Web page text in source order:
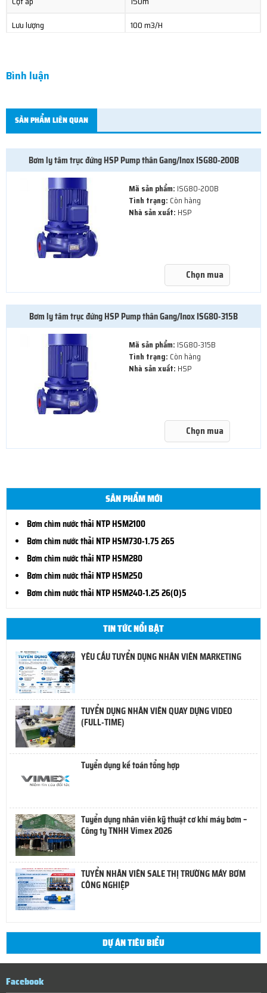
Lưu lượng
100 m3/H
Xuất xứ
Bình luận
SẢN PHẨM LIÊN QUAN
Bơm ly tâm trục đứng HSP Pump thân Gang/Inox ISG80-200B
Mã sản phẩm: ISG80-200B
Tình trạng: Còn hàng
Nhà sản xuất: HSP
Chọn mua
Bơm ly tâm trục đứng HSP Pump thân Gang/Inox ISG80-315B
Mã sản phẩm: ISG80-315B
Tình trạng: Còn hàng
Nhà sản xuất: HSP
Chọn mua
SẢN PHẨM MỚI
Bơm chìm nước thải NTP HSM2100
Bơm chìm nước thải NTP HSM730-1.75 265
Bơm chìm nước thải NTP HSM280
Bơm chìm nước thải NTP HSM250
Bơm chìm nước thải NTP HSM240-1.25 26(O)5
TIN TỨC NỔI BẬT
YÊU CẦU TUYỂN DỤNG NHÂN VIÊN MARKETING
TUYỂN DỤNG NHÂN VIÊN QUAY DỰNG VIDEO
(FULL-TIME)
Tuyển dụng kế toán tổng hợp
Tuyển dụng nhân viên kỹ thuật cơ khí máy bơm –
Công ty TNHH Vimex 2026
TUYỂN NHÂN VIÊN SALE THỊ TRƯỜNG MÁY BƠM
CÔNG NGHIỆP
DỰ ÁN TIÊU BIỂU
Facebook